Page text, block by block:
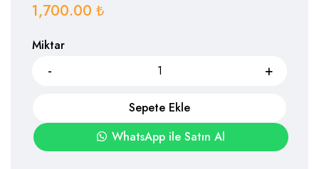
1,700.00 ₺
Miktar
Sepete Ekle
WhatsApp ile Satın Al